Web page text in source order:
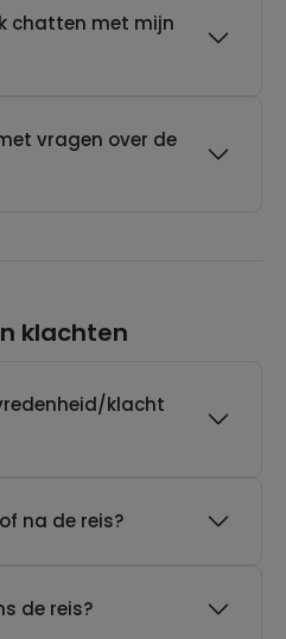
chatten met mijn
vragen over de
klachten
klacht
na de reis?
de reis?